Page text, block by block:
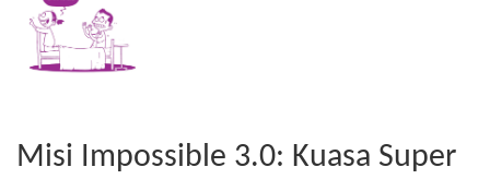
Misi Impossible 3.0: Kuasa Super